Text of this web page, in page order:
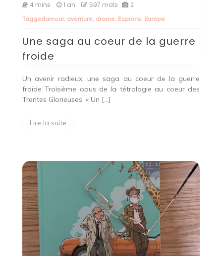
4 mins
1 an 597 mots 2
Taggedamour, aventure, drame, Espions, Europe
Une saga au coeur de la guerre
froide
Un avenir radieux, une saga au coeur de la guerre
froide Troisième opus de la tétralogie au coeur des
Trentes Glorieuses, « Un […]
Lire la suite